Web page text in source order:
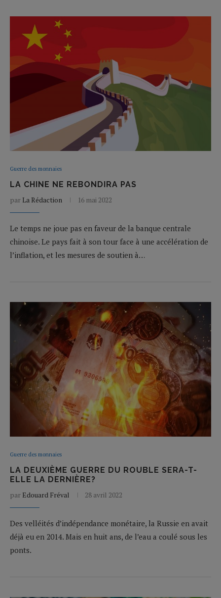
Guerre des monnaies
LA CHINE NE REBONDIRA PAS
par La Rédaction 16 mai 2022
Le temps ne joue pas en faveur de la banque centrale
chinoise. Le pays fait à son tour face à une accélération de
l’inflation, et les mesures de soutien à…
Guerre des monnaies
LA DEUXIÈME GUERRE DU ROUBLE SERA-T-
ELLE LA DERNIÈRE?
par Edouard Fréval 28 avril 2022
Des velléités d’indépendance monétaire, la Russie en avait
déjà eu en 2014. Mais en huit ans, de l’eau a coulé sous les
ponts.